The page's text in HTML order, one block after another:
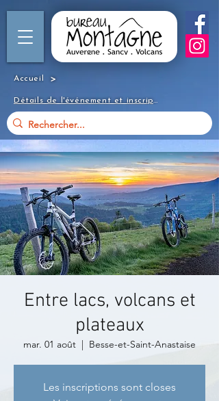
Accueil >
Détails de l'événement et inscription
Entre lacs, volcans et
plateaux
mar. 01 août
  |
Besse-et-Saint-Anastaise
Les inscriptions sont closes